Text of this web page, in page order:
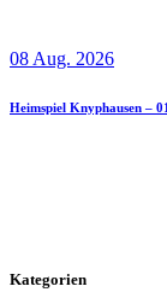
08 Aug. 2026
Heimspiel Knyphausen –
Kategorien